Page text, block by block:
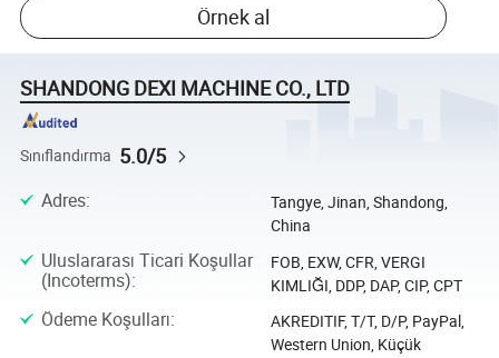
Örnek al
SHANDONG DEXI MACHINE CO., LTD
Sınıflandırma 5.0/5
Adres:
Tangye, Jinan, Shandong,
China
Uluslararası Ticari Koşullar
(Incoterms):
FOB, EXW, CFR, VERGI
KIMLIĞI, DDP, DAP, CIP, CPT
Ödeme Koşulları:
AKREDITIF, T/T, D/P, PayPal,
Western Union, Küçük